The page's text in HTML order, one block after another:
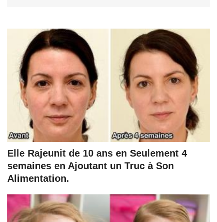
Elle Rajeunit de 10 ans en Seulement 4
semaines en Ajoutant un Truc à Son
Alimentation.